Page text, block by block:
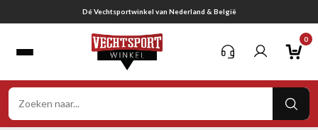
naar
Dé Vechtsportwinkel van Nederland & België
0